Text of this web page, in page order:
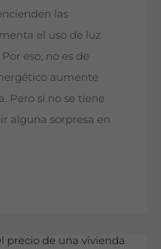
las
el uso de luz
eso, no es de
aumente
Pero si no se tiene
alguna sorpresa en